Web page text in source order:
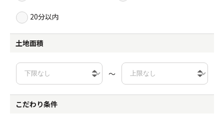
20分以内
土地面積
～
こだわり条件